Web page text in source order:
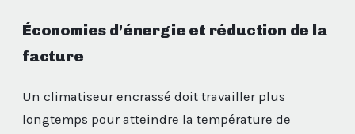
Économies d’énergie et réduction de la
facture
Un climatiseur encrassé doit travailler plus
longtemps pour atteindre la température de